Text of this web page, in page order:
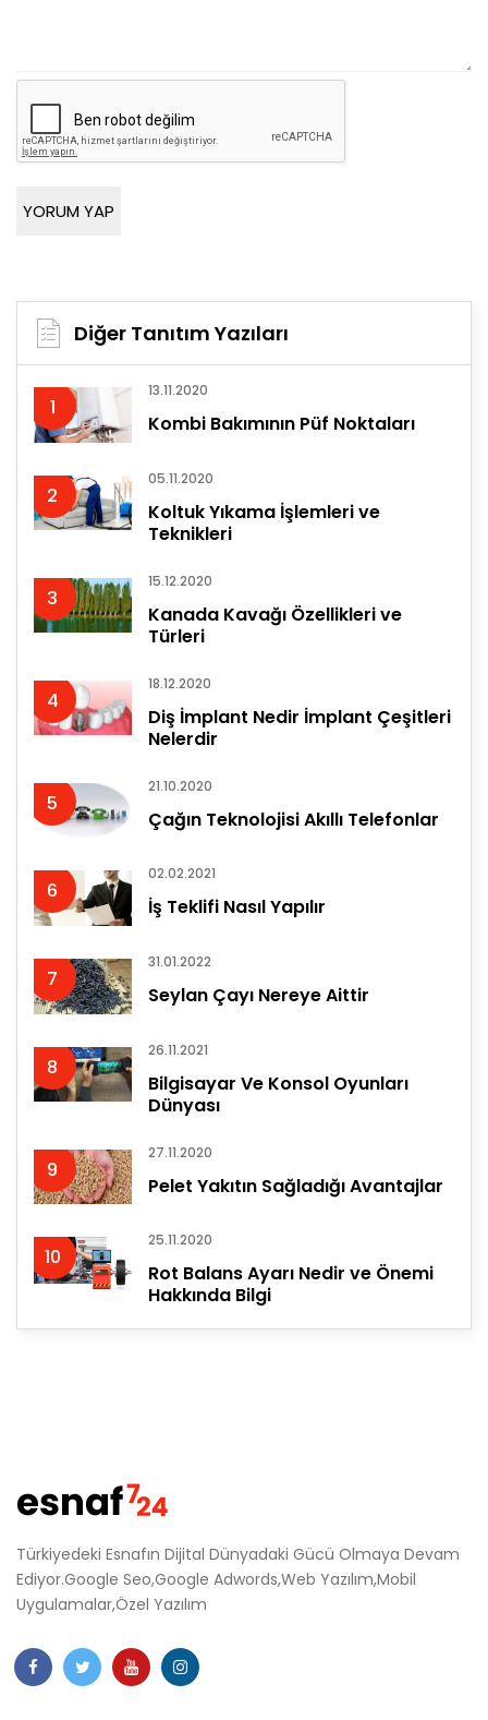
Diğer Tanıtım Yazıları
1
13.11.2020
Kombi Bakımının Püf Noktaları
2
05.11.2020
Koltuk Yıkama İşlemleri ve
Teknikleri
3
15.12.2020
Kanada Kavağı Özellikleri ve
Türleri
4
18.12.2020
Diş İmplant Nedir İmplant Çeşitleri
Nelerdir
5
21.10.2020
Çağın Teknolojisi Akıllı Telefonlar
6
02.02.2021
İş Teklifi Nasıl Yapılır
7
31.01.2022
Seylan Çayı Nereye Aittir
8
26.11.2021
Bilgisayar Ve Konsol Oyunları
Dünyası
9
27.11.2020
Pelet Yakıtın Sağladığı Avantajlar
10
25.11.2020
Rot Balans Ayarı Nedir ve Önemi
Hakkında Bilgi
Türkiyedeki Esnafın Dijital Dünyadaki Gücü Olmaya Devam
Ediyor.Google Seo,Google Adwords,Web Yazılım,Mobil
Uygulamalar,Özel Yazılım